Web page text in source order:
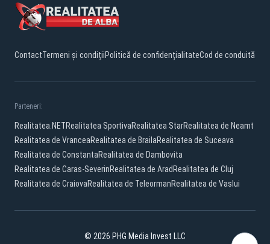
ContactTermeni și condițiiPolitică de confidențialitateCod de conduită
Parteneri:
Realitatea.NETRealitatea SportivaRealitatea StarRealitatea de Neamt
Realitatea de VranceaRealitatea de BrailaRealitatea de Suceava
Realitatea de ConstantaRealitatea de Dambovita
Realitatea de Caras-SeverinRealitatea de Arad Realitatea de Cluj
Realitatea de CraiovaRealitatea de TeleormanRealitatea de Vaslui
© 2026 PHG Media Invest LLC